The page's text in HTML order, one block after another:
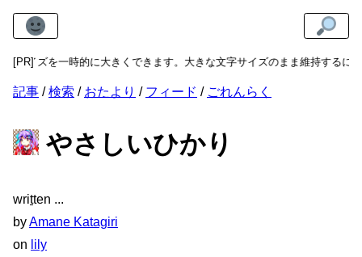
[PR]
イズを一時的に大きくできます。大きな文字サイズのまま維持するには、
記事 検索 おたより フィード ごれんらく
やさしいひかり
written
byAmane Katagiri
on lily